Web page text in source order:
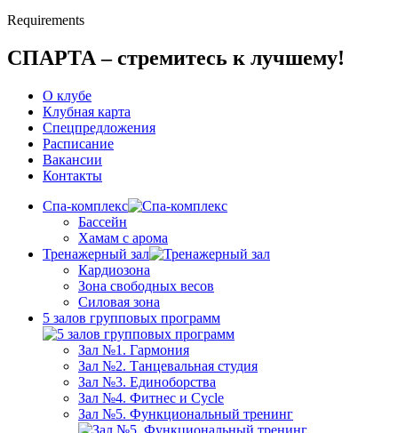
Requirements
СПАРТА – стремитесь к лучшему!
О клубе
Клубная карта
Спецпредложения
Расписание
Вакансии
Контакты
Спа-комплекс
Бассейн
Хамам с арома
Тренажерный зал
Кардиозона
Зона свободных весов
Силовая зона
5 залов групповых программ
Зал №1. Гармония
Зал №2. Танцевальная студия
Зал №3. Единоборства
Зал №4. Фитнес и Cycle
Зал №5. Функциональный тренинг